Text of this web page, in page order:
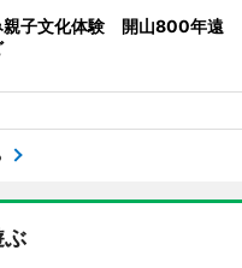
親子文化体験 開山800年遠
ぶ